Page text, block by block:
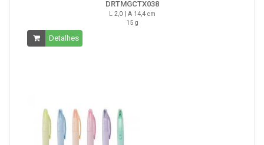
DRTMGCTX038
L 2,0 | A 14,4 cm
15 g
Detalhes